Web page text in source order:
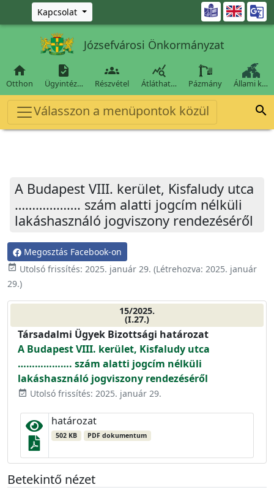
Ugrás a fő tartalomra
Kapcsolat 
Józsefvárosi Önkormányzat

Otthon

Ügyintéz…

Részvétel

Átláthat… Pázmány Állami k…
Válasszon a menüpontok közül 
A Budapest VIII. kerület, Kisfaludy utca
………………. szám alatti jogcím nélküli
lakáshasználó jogviszony rendezéséről
Megosztás Facebook-on
event_available Utolsó frissítés: 2025. január 29. (Létrehozva: 2025. január
29.)
15/2025.
(I.27.)
Társadalmi Ügyek Bizottsági határozat
A Budapest VIII. kerület, Kisfaludy utca
………………. szám alatti jogcím nélküli
lakáshasználó jogviszony rendezéséről
event_available Utolsó frissítés: 2025. január 29.
határozat
502 KB PDF dokumentum
Betekintő nézet